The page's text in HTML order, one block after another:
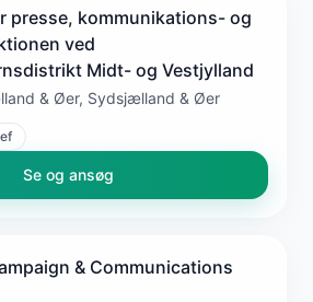
presse, kommunikations- og
ved
Midt- og Vestjylland
& Øer, Sydsjælland & Øer
Se og ansøg
& Communications